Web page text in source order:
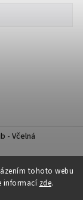
tohoto webu
informací zde.
- Včelná